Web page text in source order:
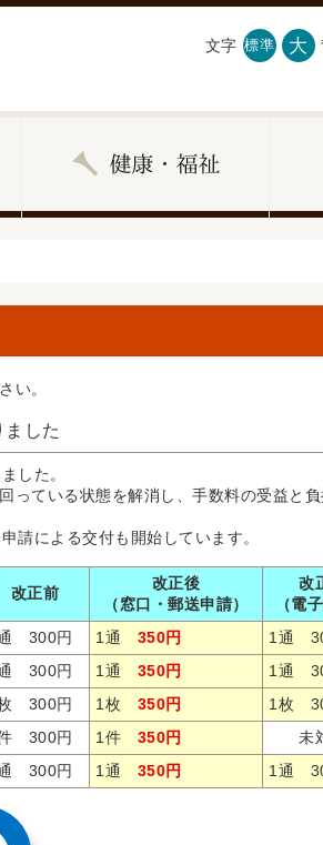
文字 標準 大
い。
した
した。
っている状態を解消し、手数料の受益と
請による交付も開始しています。
改正前
改正後
（窓口・郵送申請）
改
（電
300円 1通 350円
1通
300円 1通 350円
1通
300円 1枚 350円
1枚
300円 1件 350円
未
300円 1通 350円 1通